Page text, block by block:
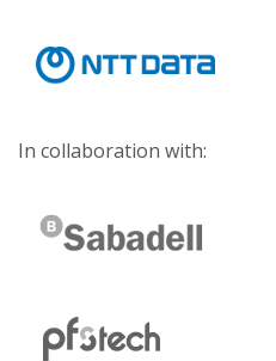
In collaboration with: